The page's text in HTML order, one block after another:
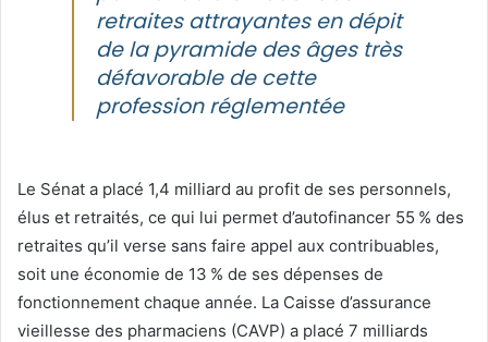
retraites attrayantes en dépit
de la pyramide des âges très
défavorable de cette
profession réglementée
Le Sénat a placé 1,4 milliard au profit de ses personnels,
élus et retraités, ce qui lui permet d’autofinancer 55 % des
retraites qu’il verse sans faire appel aux contribuables,
soit une économie de 13 % de ses dépenses de
fonctionnement chaque année. La Caisse d’assurance
vieillesse des pharmaciens (CAVP) a placé 7 milliards